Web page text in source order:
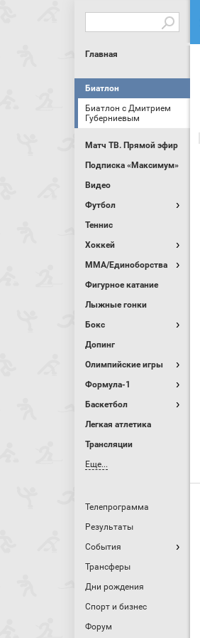
Главная
Биатлон
Биатлон с Дмитрием
Губерниевым
Матч ТВ. Прямой эфир
Подписка «Максимум»
Видео
Футбол
Теннис
Хоккей
MMA/Единоборства
Фигурное катание
Лыжные гонки
Бокс
Допинг
Олимпийские игры
Формула-1
Баскетбол
Легкая атлетика
Трансляции
Еще...
Телепрограмма
Результаты
События
Трансферы
Дни рождения
Спорт и бизнес
Форум